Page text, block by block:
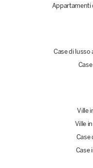
Appartamenti
Case di lusso
Ville
Ville
Case
Case